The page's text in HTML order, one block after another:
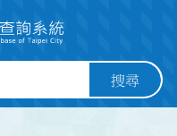
搜尋